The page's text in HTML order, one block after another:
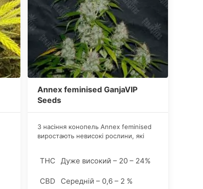
Annex feminised GanjaVIP
Seeds
З насіння конопель Annex feminised
виростають невисокі рослини, які
суцільну шишку покриту безліччю
THC Дуже високий – 20 – 24%
CBD Середній – 0,6 – 2 %